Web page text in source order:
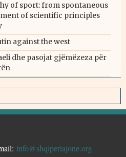
of sport: from spontaneous
of scientific principles
against the west
dhe pasojat gjëmëzeza për
info@shqiperiajone.org